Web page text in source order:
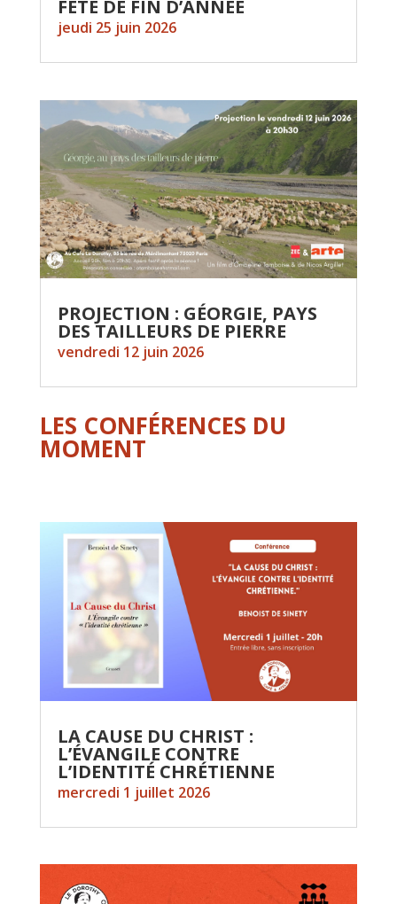
FÊTE DE FIN D’ANNÉE
jeudi 25 juin 2026
PROJECTION : GÉORGIE, PAYS
DES TAILLEURS DE PIERRE
vendredi 12 juin 2026
LES CONFÉRENCES DU
MOMENT
LA CAUSE DU CHRIST :
L’ÉVANGILE CONTRE
L’IDENTITÉ CHRÉTIENNE
mercredi 1 juillet 2026